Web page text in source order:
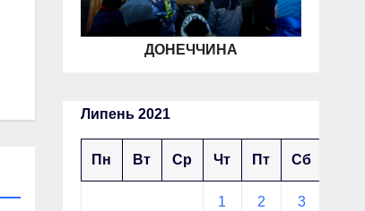
ДОНЕЧЧИНА
Липень 2021
Пн Вт Ср Чт Пт Сб
1 2 3